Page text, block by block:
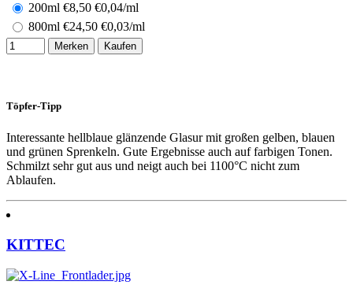
200ml €8,50 €0,04/ml
800ml €24,50 €0,03/ml
Merken Kaufen
Töpfer-Tipp
Interessante hellblaue glänzende Glasur mit großen gelben, blauen
und grünen Sprenkeln. Gute Ergebnisse auch auf farbigen Tonen.
Schmilzt sehr gut aus und neigt auch bei 1100°C nicht zum
Ablaufen.
KITTEC